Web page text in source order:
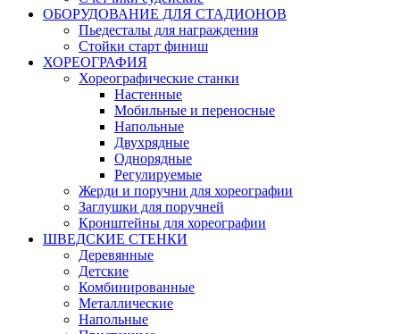
ОБОРУДОВАНИЕ ДЛЯ СТАДИОНОВ
Пьедесталы для награждения
Стойки старт финиш
ХОРЕОГРАФИЯ
Хореографические станки
Настенные
Мобильные и переносные
Напольные
Двухрядные
Однорядные
Регулируемые
Жерди и поручни для хореографии
Заглушки для поручней
Кронштейны для хореографии
ШВЕДСКИЕ СТЕНКИ
Деревянные
Детские
Комбинированные
Металлические
Напольные